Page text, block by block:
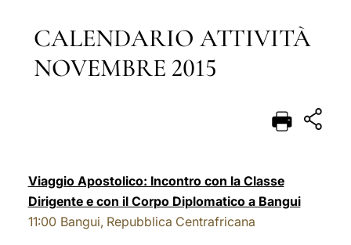
DEUTSCH
العربيّة
中文
CALENDARIO ATTIVITÀ
NOVEMBRE 2015
Viaggio Apostolico: Incontro con la Classe
Dirigente e con il Corpo Diplomatico a Bangui
11:00 Bangui, Repubblica Centrafricana